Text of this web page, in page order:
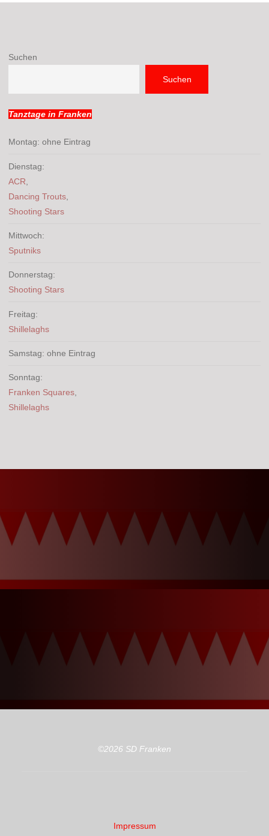
Suchen
Suchen
Tanztage in Franken
Montag: ohne Eintrag
Dienstag:
ACR
Dancing Trouts
Shooting Stars
Mittwoch:
Sputniks
Donnerstag:
Shooting Stars
Freitag:
Shillelaghs
Samstag: ohne Eintrag
Sonntag:
Franken Squares,
Shillelaghs
©2026 SD Franken
Impressum